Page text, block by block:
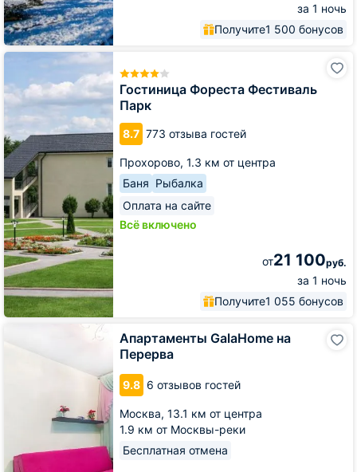
за 1 ночь
Получите1 500 бонусов
Гостиница Фореста Фестиваль
Парк
8.7 773 отзыва гостей
Прохорово, 1.3 км от центра
Баня Рыбалка
Оплата на сайте
Всё включено
от21 100руб.
за 1 ночь
Получите1 055 бонусов
Гостиница
Фестиваль
Парк
Апартаменты GalaHome на
Перерва
9.8 6 отзывов гостей
Москва, 13.1 км от центра
1.9 км от Москвы-реки
Бесплатная отмена